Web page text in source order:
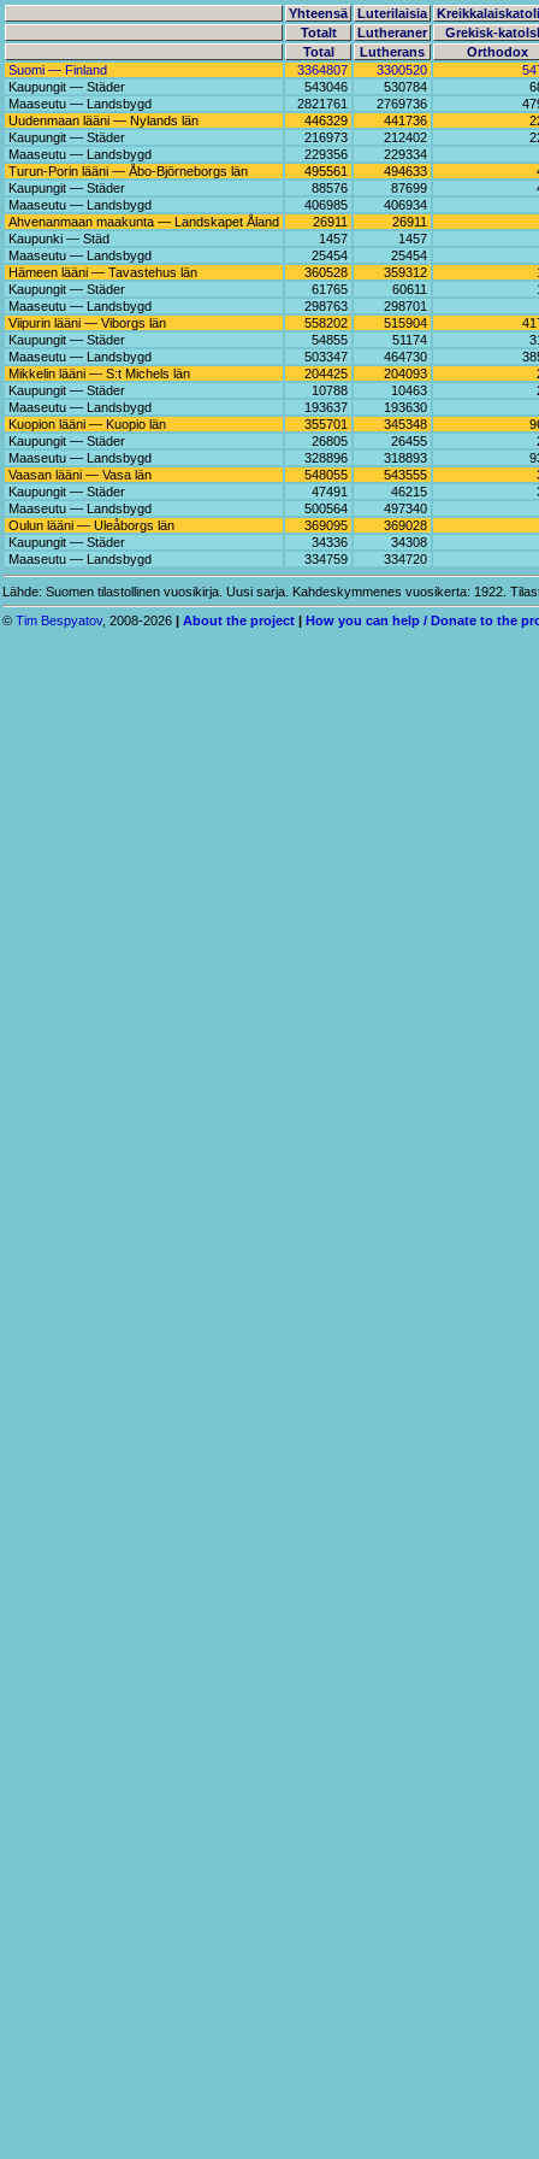
Yhteensä Luterilaisia
Totalt
Lutheraner
Grekisk-
Total
Lutherans
Orthodox
Suomi — Finland
3364807 3300520
Kaupungit — Städer
543046 530784
Maaseutu — Landsbygd
2821761 2769736
Uudenmaan lääni — Nylands län
446329 441736
Kaupungit — Städer
216973 212402
Maaseutu — Landsbygd
229356
229334
Turun-Porin lääni — Åbo-Björneborgs län
495561 494633
Kaupungit — Städer
88576 87699
Maaseutu — Landsbygd
406985
406934
Ahvenanmaan maakunta — Landskapet Åland
26911
26911
Kaupunki — Städ
1457
1457
Maaseutu — Landsbygd
25454
25454
Hämeen lääni — Tavastehus län
360528 359312
Kaupungit — Städer
61765 60611
Maaseutu — Landsbygd
298763
298701
Viipurin lääni — Viborgs län
558202 515904
Kaupungit — Städer
54855 51174
Maaseutu — Landsbygd
503347 464730
Mikkelin lääni — S:t Michels län
204425 204093
Kaupungit — Städer
10788 10463
Maaseutu — Landsbygd
193637
193630
Kuopion lääni — Kuopio län
355701 345348
Kaupungit — Städer
26805 26455
Maaseutu — Landsbygd
328896 318893
Vaasan lääni — Vasa län
548055 543555
Kaupungit — Städer
47491 46215
Maaseutu — Landsbygd
500564
497340
Oulun lääni — Uleåborgs län
369095
369028
Kaupungit — Städer
34336
34308
Maaseutu — Landsbygd
334759 334720
Lähde: Suomen tilastollinen vuosikirja. Uusi sarja. Kahdeskymmenes vuosikerta: 1922.
© Tim Bespyatov, 2008-2026 About the project How you can help / Donate to the